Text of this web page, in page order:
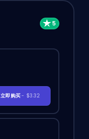
立即购买- $3.32